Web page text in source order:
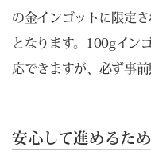
の金インゴットに限定
となります。100gイン
応できますが、必ず事前
安心して進めるた